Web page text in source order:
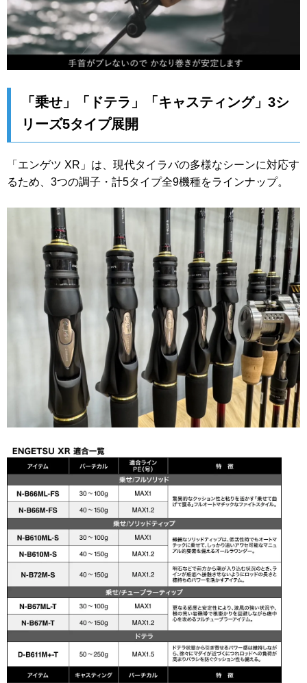
「乗せ」「ドテラ」「キャスティング」3シ
リーズ5タイプ展開
「エンゲツ XR」は、現代タイラバの多様なシーンに対応す
るため、3つの調子・計5タイプ全9機種をラインナップ。